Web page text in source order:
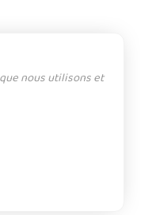
nous utilisons et